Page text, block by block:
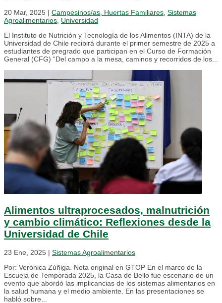
20 Mar, 2025 | Campesinos/as, Huertas Familiares, Sistemas
Agroalimentarios, Universidad
El Instituto de Nutrición y Tecnología de los Alimentos (INTA) de la
Universidad de Chile recibirá durante el primer semestre de 2025 a
estudiantes de pregrado que participan en el Curso de Formación
General (CFG) “Del campo a la mesa, caminos y recorridos de los...
Alimentos ultraprocesados, malnutrición
y cambio climático: Reflexiones desde la
Universidad de Chile
23 Ene, 2025 | Sistemas Agroalimentarios
Por: Verónica Zúñiga. Nota original en GTOP En el marco de la
Escuela de Temporada 2025, la Casa de Bello fue escenario de un
evento que abordó las implicancias de los sistemas alimentarios en
la salud humana y el medio ambiente. En las presentaciones se
habló sobre...